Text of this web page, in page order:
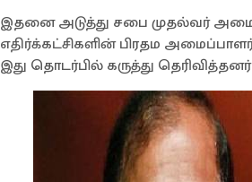
இதனை அடுத்து சபை முதல்வர்
எதிர்க்கட்சிகளின் பிரதம
இது தொடர்பில் கருத்து